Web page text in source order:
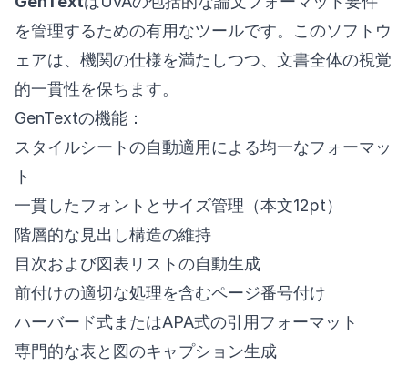
を管理するための有用なツールです。このソフトウ
ェアは、機関の仕様を満たしつつ、文書全体の視覚
的一貫性を保ちます。
GenTextの機能：
スタイルシートの自動適用による均一なフォーマッ
ト
一貫したフォントとサイズ管理（本文12pt）
階層的な見出し構造の維持
目次および図表リストの自動生成
前付けの適切な処理を含むページ番号付け
ハーバード式またはAPA式の引用フォーマット
専門的な表と図のキャプション生成